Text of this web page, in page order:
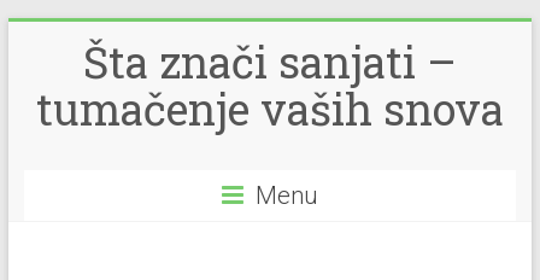
Šta znači sanjati –
tumačenje vaših snova
Menu